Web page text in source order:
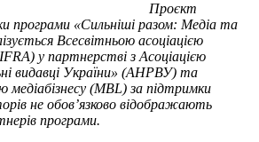
Проєкт
програми «Сильніші разом: Медіа та
Всесвітньою асоціацією
у партнерстві з Асоціацією
видавці України» (АНРВУ) та
медіабізнесу (MBL) за підтримки
не обов’язково відображають
програми.